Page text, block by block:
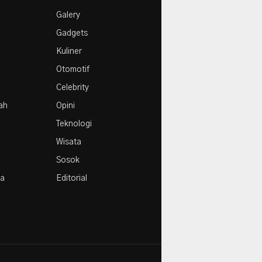
Galery
Gadgets
Kuliner
Otomotif
Celebrity
Opini
Teknologi
Wisata
Sosok
Editorial